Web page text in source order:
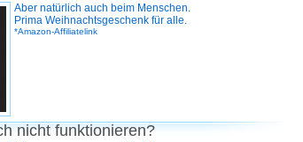
Aber natürlich auch beim Menschen.
Prima Weihnachtsgeschenk für alle.
*Amazon-Affiliatelink
nicht funktionieren?